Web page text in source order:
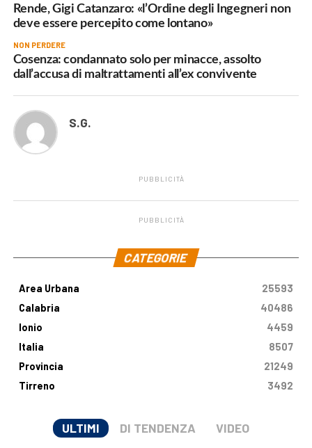
Rende, Gigi Catanzaro: «l’Ordine degli Ingegneri non
deve essere percepito come lontano»
NON PERDERE
Cosenza: condannato solo per minacce, assolto
dall’accusa di maltrattamenti all’ex convivente
S.G.
PUBBLICITÀ
PUBBLICITÀ
CATEGORIE
Area Urbana
25593
Calabria
40486
Ionio
4459
Italia
8507
Provincia
21249
Tirreno
3492
ULTIMI DI TENDENZA VIDEO